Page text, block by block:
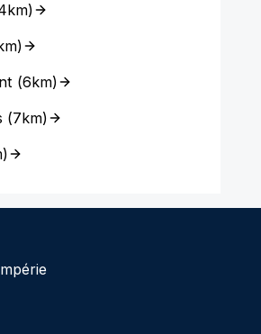
)
)
(6km)
(7km)
)